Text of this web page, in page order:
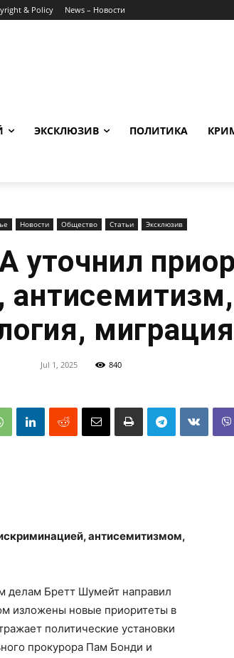
& Policy News – Новости
ЭКСКЛЮЗИВ ПОЛИТИКА
Новости Общество Статьи Эксклюзив
миграция
Jul 1, 2025 840
антисемитизмом,
делам Бретт Шумейт направил
изложены новые приоритеты в
политические установки
прокурора Пам Бонди и